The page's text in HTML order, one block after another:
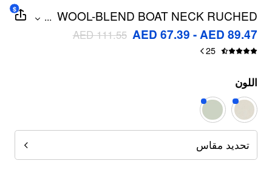
WOOL-BLEND BOAT NECK RUCHED
SHORT SLEEVE TOP
...
AED 67.39 - AED 89.47
AED 111.55
25
$
اللون
تحديد مقاس